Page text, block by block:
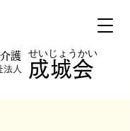
護
法人
​せいじょうかい
​成城会